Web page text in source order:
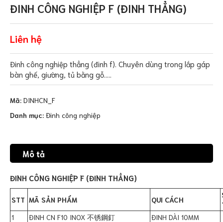
ĐINH CÔNG NGHIỆP F (ĐINH THẲNG)
Liên hệ
Đinh công nghiệp thẳng (đinh f). Chuyên dùng trong lắp gáp
bàn ghế, giường, tủ bằng gỗ…..
Mã: DINHCN_F
Danh mục: Đinh công nghiệp
Mô tả
ĐINH CÔNG NGHIỆP F (ĐINH THẲNG)
STT MÃ SẢN PHẨM QUI CÁCH
1
ĐINH CN F10 INOX 不锈鋼釘
ĐINH DÀI 10MM